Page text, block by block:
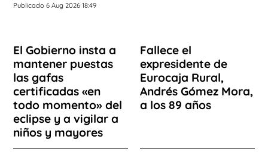
Publicado 6 Aug 2026 18:49
El Gobierno insta a
mantener puestas
las gafas
certificadas «en
todo momento» del
eclipse y a vigilar a
niños y mayores
Fallece el
expresidente de
Eurocaja Rural,
Andrés Gómez Mora,
a los 89 años